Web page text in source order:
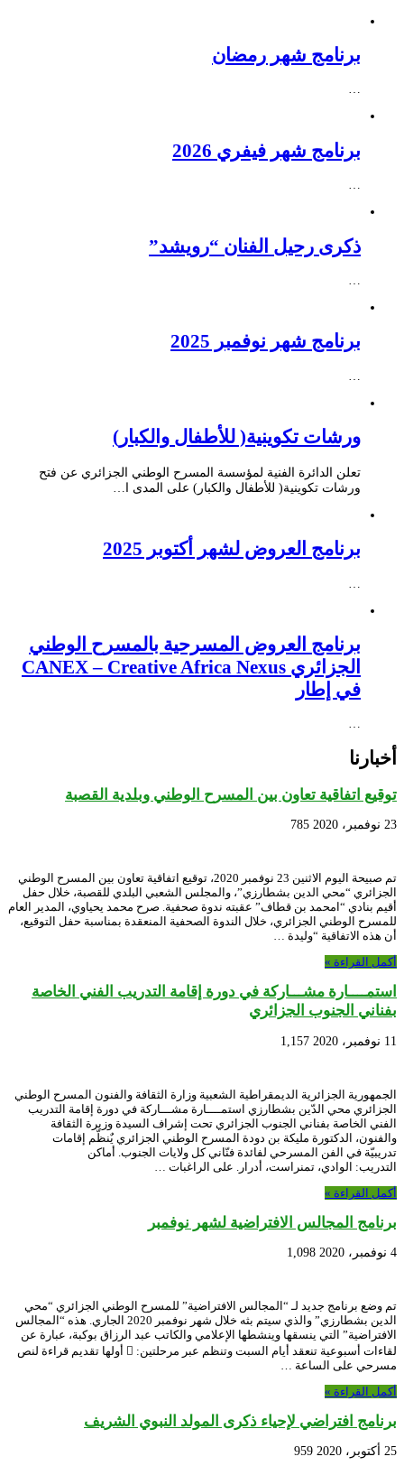
برنامج شهر رمضان
…
برنامج شهر فيفري 2026
…
ذكرى رحيل الفنان “رويشد”
…
برنامج شهر نوفمبر 2025
ورشات تكوينية( للأطفال والكبار)
تعلن الدائرة الفنية لمؤسسة المسرح الوطني الجزائري عن فتح
ورشات تكوينية( للأطفال والكبار) على المدى ا…
برنامج العروض لشهر أكتوبر 2025
برنامج العروض المسرحية بالمسرح الوطني
الجزائري CANEX – Creative Africa Nexus
في إطار
…
أخبارنا
توقيع اتفاقية تعاون بين المسرح الوطني وبلدية القصبة
23 نوفمبر، 2020 785
تم صبيحة اليوم الاثنين 23 نوفمبر 2020، توقيع اتفاقية تعاون بين المسرح الوطني
الجزائري “محي الدين بشطارزي”، والمجلس الشعبي البلدي للقصبة، خلال حفل
أقيم بنادي “امحمد بن قطاف” عقبته ندوة صحفية. صرح محمد يحياوي، المدير العام
للمسرح الوطني الجزائري، خلال الندوة الصحفية المنعقدة بمناسبة حفل التوقيع،
أن هذه الاتفاقية “وليدة …
أكمل القراءة »
استمــــارة مشـــاركة في دورة إقامة التدريب الفني الخاصة
بفناني الجنوب الجزائري
11 نوفمبر، 2020 1,157
الجمهورية الجزائرية الديمقراطية الشعبية وزارة الثقافة والفنون المسرح الوطني
الجزائري محي الدّين بشطارزي استمــــارة مشـــاركة في دورة إقامة التدريب
الفني الخاصة بفناني الجنوب الجزائري تحت إشراف السيدة وزيرة الثقافة
والفنون، الدكتورة مليكة بن دودة المسرح الوطني الجزائري يٌنظّم إقامات
تدريبيّة في الفن المسرحي لفائدة فنّاني كل ولايات الجنوب. أماكن
التدريب: الوادي، تمنراست، أدرار. على الراغبات …
أكمل القراءة »
برنامج المجالس الافتراضية لشهر نوفمبر
4 نوفمبر، 2020 1,098
تم وضع برنامج جديد لـ “المجالس الافتراضية” للمسرح الوطني الجزائري “محي
الدين بشطارزي” والذي سيتم بثه خلال شهر نوفمبر 2020 الجاري. هذه “المجالس
الافتراضية” التي ينسقها وينشطها الإعلامي والكاتب عبد الرزاق بوكبة، عبارة عن
لقاءات أسبوعية تنعقد أيام السبت وتنظم عبر مرحلتين:  أولها تقديم قراءة لنص
مسرحي على الساعة …
أكمل القراءة »
برنامج افتراضي لإحياء ذكرى المولد النبوي الشريف
25 أكتوبر، 2020 959